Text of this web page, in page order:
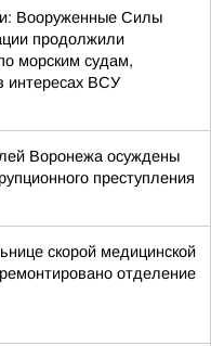
Вооруженные Силы
продолжили
морским судам,
интересах ВСУ
Воронежа осуждены
преступления
скорой медицинской
отделение